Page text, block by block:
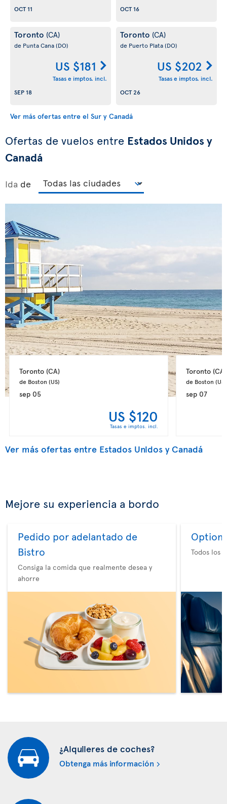
OCT 11
OCT 16
Toronto (CA)
de Punta Cana(DO)
US $181
Tasas e imptos. incl.
SEP 18
Toronto (CA)
de Puerto Plata(DO)
US $202
Tasas e imptos. incl.
OCT 26
Ver más ofertas entre el Sur y Canadá
Ofertas de vuelos entre Estados Unidos y
Canadá
Ida de
Toronto (CA)
de Boston (US)
sep 05
US $120
Tasas e imptos. incl.
Toronto (CA)
de Boston (US)
sep 07
Ver más ofertas entre Estados Unidos y Canadá
Mejore su experiencia a bordo
Pedido por adelantado de
Bistro
Consiga la comida que realmente desea y
ahorre
Option
Todos los
¿Alquileres de coches?
Obtenga más información